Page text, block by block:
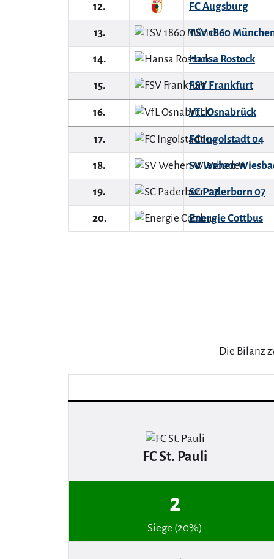
12. FC Augsburg
13. TSV 1860
14. Hansa Rostock
15. FSV Frankfurt
16. VfL Osnabrück
17. FC Ingolstadt 04
18. SV Wehen
19. SC Paderborn 07
20. Energie Cottbus
Die Bilanz
FC St. Pauli
2
Siege (20%)